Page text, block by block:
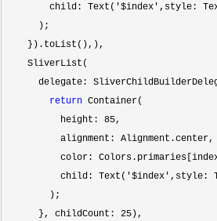
        child: Text(
'$index',style:
      );
    }).toList(),),
    SliverList(
delegate:
return Container(
          height:
85,
          alignment: Alignment.center,
color:
          child: Text(
'$index',style:
        );
      }, childCount:
25 ),